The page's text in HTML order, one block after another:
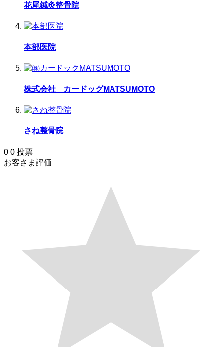
花尾鍼灸整骨院
本部医院
株式会社 カードッグMATSUMOTO
さね整骨院
0 0 投票
お客さま評価